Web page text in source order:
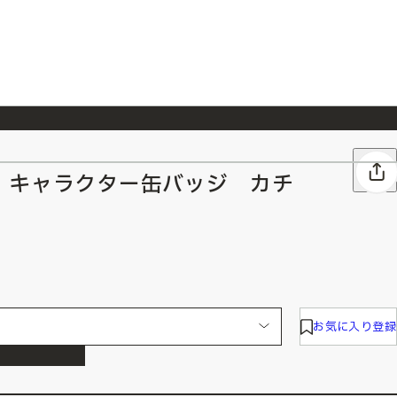
7/23 『ONE PIECE magazine 021 ONE PIECEカード付き同梱版』発売延期のご案内
ャラクター缶バッジ カチ
お気に入り登録